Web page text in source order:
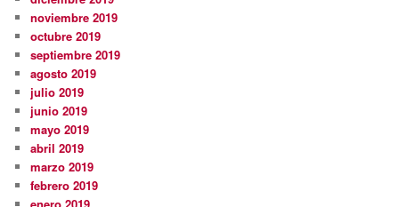
noviembre 2019
octubre 2019
septiembre 2019
agosto 2019
julio 2019
junio 2019
mayo 2019
abril 2019
marzo 2019
febrero 2019